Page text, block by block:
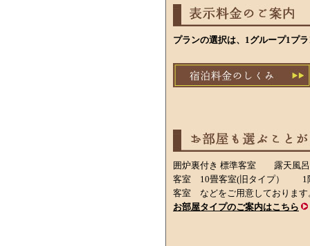
プランの選択は、1グループ1プ
囲炉裏付き 標準客室 露天風
客室 10畳客室(旧タイプ）
客室 などをご用意しております
お部屋タイプのご案内はこちら